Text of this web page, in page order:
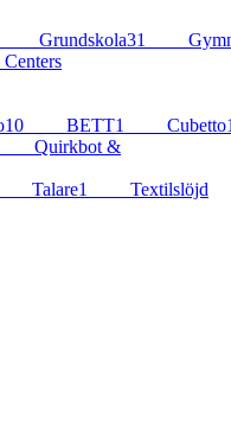
Grundskola31
Centers
10 BETT1 Cubetto
Quirkbot &
Talare1 Textilslöjd